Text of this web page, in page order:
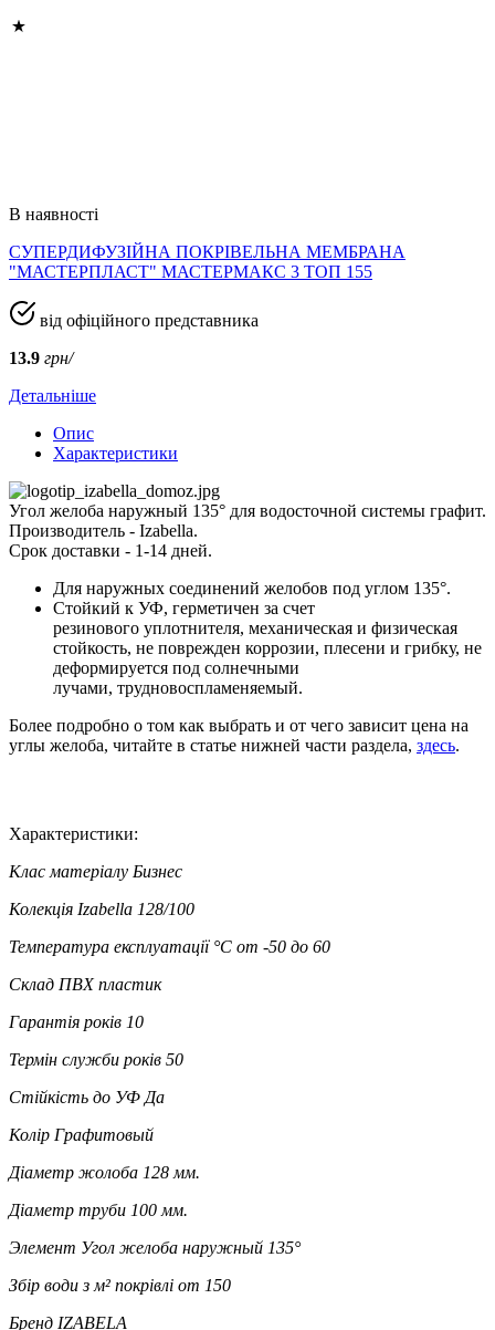
В наявності
СУПЕРДИФУЗІЙНА ПОКРІВЕЛЬНА МЕМБРАНА
"МАСТЕРПЛАСТ" МАСТЕРМАКС 3 ТОП 155
від офіційного представника
13.9 грн/
Детальніше
Опис
Характеристики
Угол желоба наружный 135° для водосточной системы графит.
Производитель - Izabella.
Срок доставки - 1-14 дней.
Для наружных соединений желобов под углом 135°.
Стойкий к УФ, герметичен за счет
резинового уплотнителя, механическая и физическая
стойкость, не поврежден коррозии, плесени и грибку, не
деформируется под солнечными
лучами, трудновоспламеняемый.
Более подробно о том как выбрать и от чего зависит цена на
углы желоба, читайте в статье нижней части раздела, здесь.
Характеристики:
Клас матеріалу Бизнес
Колекція Izabella 128/100
Температура експлуатації °C от -50 до 60
Склад ПВХ пластик
Гарантія років 10
Термін служби років 50
Стійкість до УФ Да
Колір Графитовый
Діаметр жолоба 128 мм.
Діаметр труби 100 мм.
Элемент Угол желоба наружный 135°
Збір води з м² покрівлі от 150
Бренд IZABELA